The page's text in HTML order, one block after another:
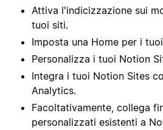
Attiva l'indicizzazione sui
tuoi siti.
Imposta una Home per i
Personalizza i tuoi Notion
Integra i tuoi Notion Sites
Analytics.
Facoltativamente, collega
personalizzati esistenti a